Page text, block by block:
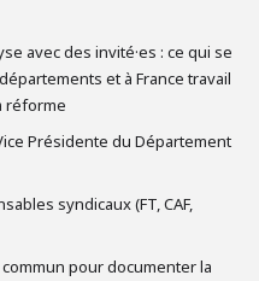
avec des invité·es : ce qui se
et à France travail
réforme
Présidente du Département
syndicaux (FT, CAF,
pour documenter la